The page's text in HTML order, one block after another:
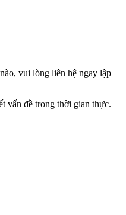
vui lòng liên hệ ngay lập
vấn đề trong thời gian thực.